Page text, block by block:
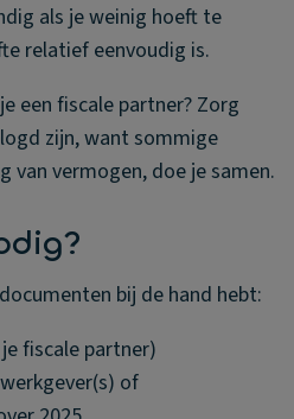
als je weinig hoeft te
relatief eenvoudig is.
een fiscale partner? Zorg
zijn, want sommige
van vermogen, doe je samen.
bij de hand hebt:
fiscale partner)
of